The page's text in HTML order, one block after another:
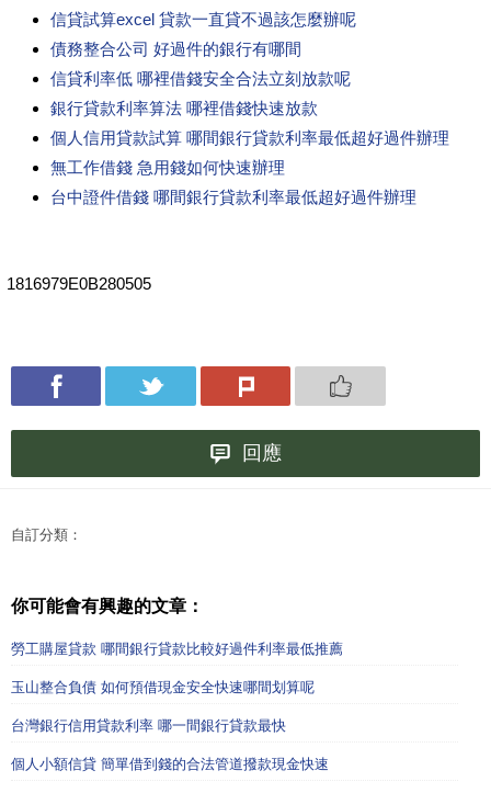
信貸試算excel 貸款一直貸不過該怎麼辦呢
債務整合公司 好過件的銀行有哪間
信貸利率低 哪裡借錢安全合法立刻放款呢
銀行貸款利率算法 哪裡借錢快速放款
個人信用貸款試算 哪間銀行貸款利率最低超好過件辦理
無工作借錢 急用錢如何快速辦理
台中證件借錢 哪間銀行貸款利率最低超好過件辦理
1816979E0B280505
回應
自訂分類：
你可能會有興趣的文章：
勞工購屋貸款 哪間銀行貸款比較好過件利率最低推薦
玉山整合負債 如何預借現金安全快速哪間划算呢
台灣銀行信用貸款利率 哪一間銀行貸款最快
個人小額信貸 簡單借到錢的合法管道撥款現金快速